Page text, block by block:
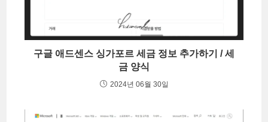
구글 애드센스 싱가포르 세금 정보 추가하기 / 세
금 양식
2024년 06월 30일